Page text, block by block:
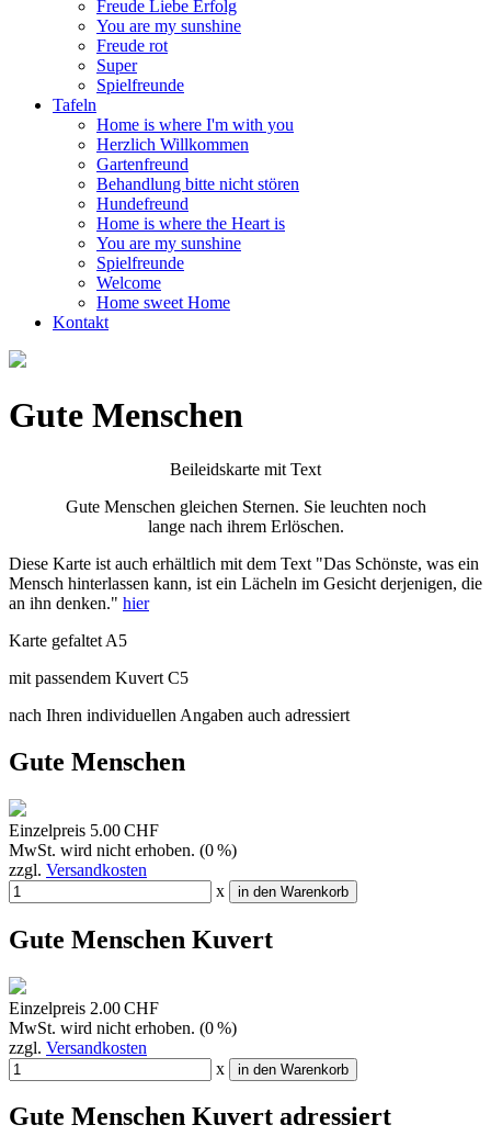
Freude Liebe Erfolg
You are my sunshine
Freude rot
Super
Spielfreunde
Tafeln
Home is where I'm with you
Herzlich Willkommen
Gartenfreund
Behandlung bitte nicht stören
Hundefreund
Home is where the Heart is
You are my sunshine
Spielfreunde
Welcome
Home sweet Home
Kontakt
Gute Menschen
Beileidskarte mit Text
Gute Menschen gleichen Sternen. Sie leuchten noch
lange nach ihrem Erlöschen.
Diese Karte ist auch erhältlich mit dem Text "Das Schönste, was ein
Mensch hinterlassen kann, ist ein Lächeln im Gesicht derjenigen, die
an ihn denken." hier
Karte gefaltet A5
mit passendem Kuvert C5
nach Ihren individuellen Angaben auch adressiert
Gute Menschen
Einzelpreis 5.00 CHF
MwSt. wird nicht erhoben. (0 %)
zzgl. Versandkosten
x
in den Warenkorb
Gute Menschen Kuvert
Einzelpreis 2.00 CHF
MwSt. wird nicht erhoben. (0 %)
zzgl. Versandkosten
x
in den Warenkorb
Gute Menschen Kuvert adressiert